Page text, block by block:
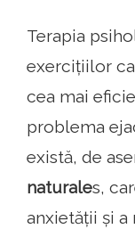
Terapia
exercițiilor
cea mai
problema
există, de
naturales,
anxietății și